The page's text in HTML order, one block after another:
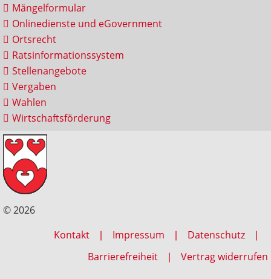
Mängelformular
Onlinedienste und eGovernment
Ortsrecht
Ratsinformationssystem
Stellenangebote
Vergaben
Wahlen
Wirtschaftsförderung
© 2026
Kontakt
Impressum
Datenschutz
Barrierefreiheit
Vertrag widerrufen